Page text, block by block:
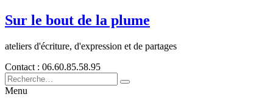
Sur le bout de la plume
ateliers d'écriture, d'expression et de partages
Contact : 06.60.85.58.95
Menu